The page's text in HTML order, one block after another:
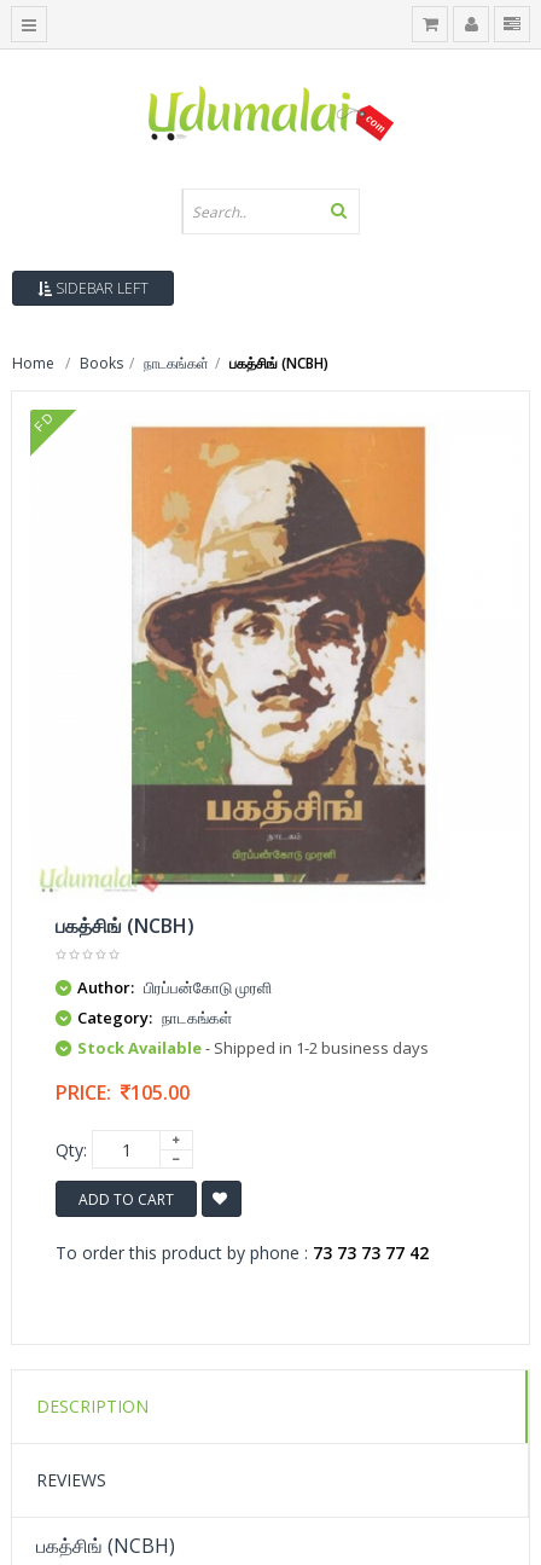
SIDEBAR LEFT
Home Books நாடகங்கள் பகத்சிங் (NCBH)
FD
பகத்சிங் (NCBH)
Author: பிரப்பன்கோடு முரளி
Category: நாடகங்கள்
Stock Available- Shipped in 1-2 business days
PRICE: 105.00
Qty:
ADD TO CART
To order this product by phone : 73 73 73 77 42
DESCRIPTION
REVIEWS
பகத்சிங் (NCBH)